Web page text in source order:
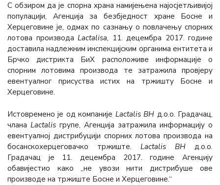
С обзиром да је спорна храна намијењена најосјетљивијој
популацији, Агенција за безбједност хране Босне и
Херцеговине је, одмах по сазнању о повлачењу спорних
лотова производа Lactalisa, 11. децембра 2017. године
доставила надлежним инспекцијским органима ентитета и
Брчко дистрикта БиХ расположиве информације о
спорним лотовима производа те затражила провјеру
евентуалног присуства истих на тржишту Босне и
Херцеговине.
Истовремено је од компаније Lactalis BH д.о.о. Градачац,
члана Lactalis групе, Агенција затражила информацију о
евентуалној дистрибуцији спорних лотова производа на
босанскохерцеговачко тржиште. Lactalis BH д.о.о.
Градачац је 11. децембра 2017. године Агенцију
обавијестио како „не увози нити дистрибуше ове
производе на тржиште Босне и Херцеговине.“